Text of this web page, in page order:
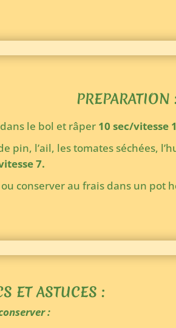
PREPARATION
le bol et râper 10 sec/vitesse
pin, l’ail, les tomates séchées,
7.
conserver au frais dans un pot
ET ASTUCES :
: